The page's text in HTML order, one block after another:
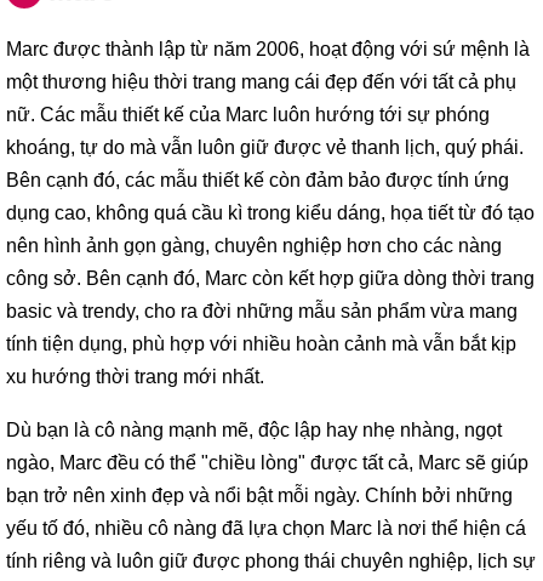
Marc được thành lập từ năm 2006, hoạt động với sứ mệnh là
một thương hiệu thời trang mang cái đẹp đến với tất cả phụ
nữ. Các mẫu thiết kế của Marc luôn hướng tới sự phóng
khoáng, tự do mà vẫn luôn giữ được vẻ thanh lịch, quý phái.
Bên cạnh đó, các mẫu thiết kế còn đảm bảo được tính ứng
dụng cao, không quá cầu kì trong kiểu dáng, họa tiết từ đó tạo
nên hình ảnh gọn gàng, chuyên nghiệp hơn cho các nàng
công sở. Bên cạnh đó, Marc còn kết hợp giữa dòng thời trang
basic và trendy, cho ra đời những mẫu sản phẩm vừa mang
tính tiện dụng, phù hợp với nhiều hoàn cảnh mà vẫn bắt kịp
xu hướng thời trang mới nhất.
Dù bạn là cô nàng mạnh mẽ, độc lập hay nhẹ nhàng, ngọt
ngào, Marc đều có thể "chiều lòng" được tất cả, Marc sẽ giúp
bạn trở nên xinh đẹp và nổi bật mỗi ngày. Chính bởi những
yếu tố đó, nhiều cô nàng đã lựa chọn Marc là nơi thể hiện cá
tính riêng và luôn giữ được phong thái chuyên nghiệp, lịch sự